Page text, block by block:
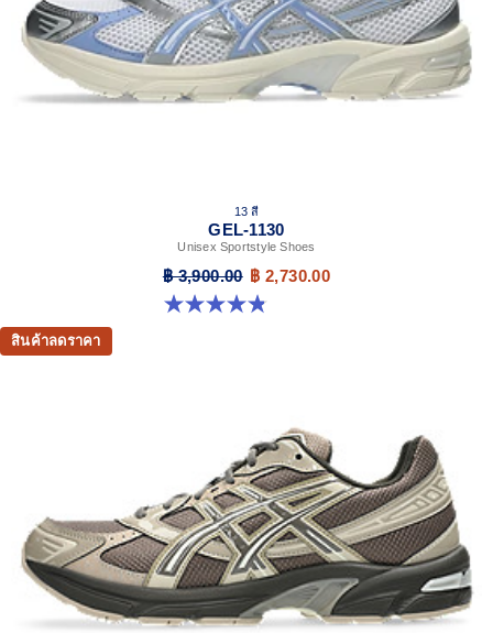
13 สี
GEL-1130
Unisex Sportstyle Shoes
฿ 3,900.00 ฿ 2,730.00
4.8 จาก 5 ดาว 399 รีวิว
สินค้าลดราคา